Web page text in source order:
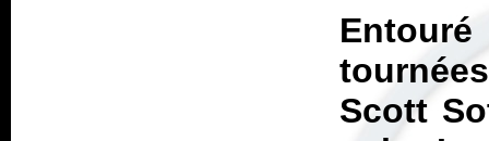
Scott